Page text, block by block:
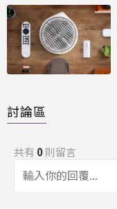
討論區
共有 0則留言